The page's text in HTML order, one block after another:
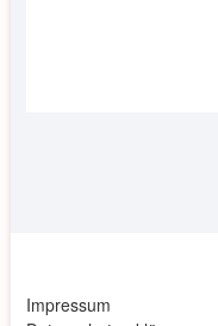
Impressum